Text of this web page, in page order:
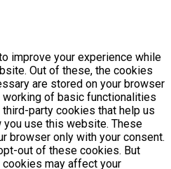
improve your experience while
Out of these, the cookies
are stored on your browser
of basic functionalities
party cookies that help us
you use this website. These
browser only with your consent.
out of these cookies. But
may affect your